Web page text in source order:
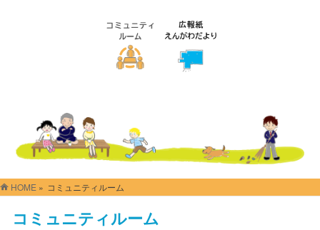
HOME » コミュニティルーム
コミュニティルーム